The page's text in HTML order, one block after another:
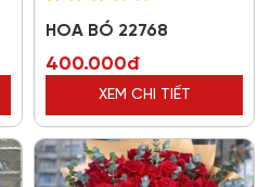
HOA BÓ 22768
400.000đ
XEM CHI TIẾT